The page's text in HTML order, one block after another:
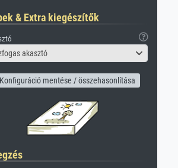
& Extra kiegészítők
akasztó
Konfiguráció mentése / összehasonlítása